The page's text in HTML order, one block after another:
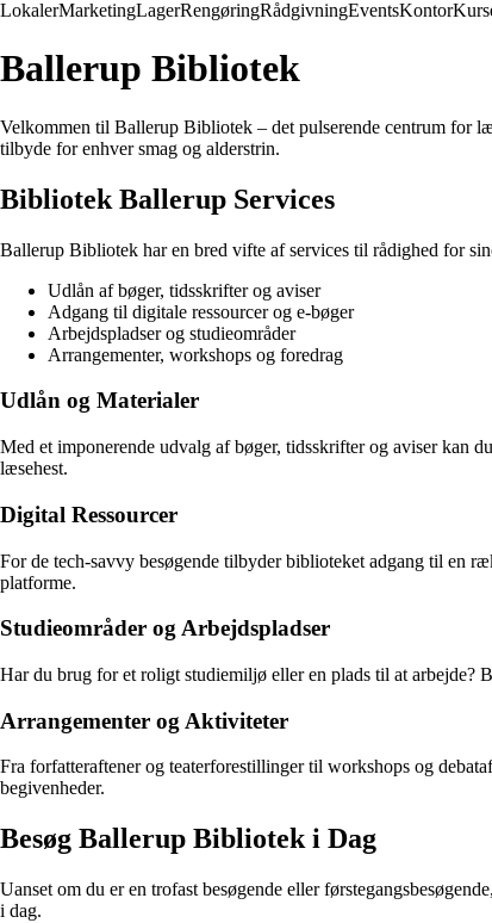
LokalerMarketingLagerRengøringRådgivningEventsKontor
Ballerup Bibliotek
Velkommen til Ballerup Bibliotek – det pulserende centrum for
tilbyde for enhver smag og alderstrin.
Bibliotek Ballerup Services
Ballerup Bibliotek har en bred vifte af services til rådighed for
Udlån af bøger, tidsskrifter og aviser
Adgang til digitale ressourcer og e-bøger
Arbejdspladser og studieområder
Arrangementer, workshops og foredrag
Udlån og Materialer
Med et imponerende udvalg af bøger, tidsskrifter og aviser kan
læsehest.
Digital Ressourcer
For de tech-savvy besøgende tilbyder biblioteket adgang til en
platforme.
Studieområder og Arbejdspladser
Har du brug for et roligt studiemiljø eller en plads til at
Arrangementer og Aktiviteter
Fra forfatteraftener og teaterforestillinger til workshops og
begivenheder.
Besøg Ballerup Bibliotek i Dag
Uanset om du er en trofast besøgende eller
i dag.